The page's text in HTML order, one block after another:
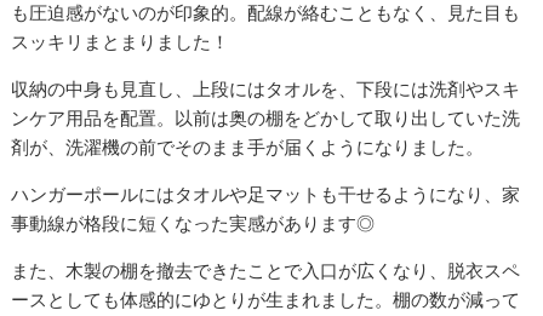
も圧迫感がないのが印象的。配線が絡むこともなく、見た目も
スッキリまとまりました！
収納の中身も見直し、上段にはタオルを、下段には洗剤やスキ
ンケア用品を配置。以前は奥の棚をどかして取り出していた洗
剤が、洗濯機の前でそのまま手が届くようになりました。
ハンガーポールにはタオルや足マットも干せるようになり、家
事動線が格段に短くなった実感があります◎
また、木製の棚を撤去できたことで入口が広くなり、脱衣スペ
ースとしても体感的にゆとりが生まれました。棚の数が減って